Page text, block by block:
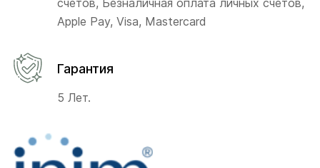
счетов, Безналичная оплата личных счетов,
Apple Pay, Visa, Mastercard
Гарантия
5 Лет.